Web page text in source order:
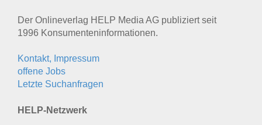
Der Onlineverlag HELP Media AG publiziert seit
1996 Konsumenten­informationen.
Kontakt, Impressum
offene Jobs
Letzte Suchanfragen
HELP-Netzwerk